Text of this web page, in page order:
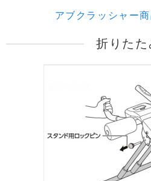
アブクラッシャー
折りたた